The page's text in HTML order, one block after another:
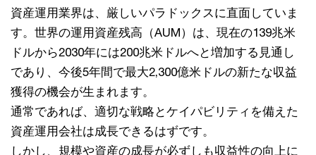
資産運用業界は、厳しいパラドックスに直面していま
す。世界の運用資産残高（AUM）は、現在の139兆米
ドルから2030年には200兆米ドルへと増加する見通し
であり、今後5年間で最大2,300億米ドルの新たな収益
獲得の機会が生まれます。
通常であれば、適切な戦略とケイパビリティを備えた
資産運用会社は成長できるはずです。
しかし、規模や資産の成長が必ずしも収益性の向上に